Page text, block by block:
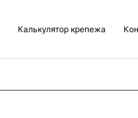
Калькулятор крепежа